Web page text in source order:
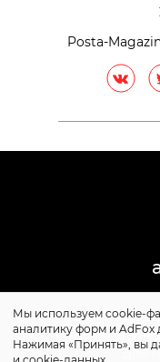
Posta-
Сайт может
для
Мы используем cookie-
аналитику форм и AdFox
Нажимая «Принять», вы